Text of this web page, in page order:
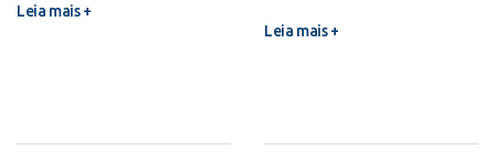
Leia mais +
Leia mais +